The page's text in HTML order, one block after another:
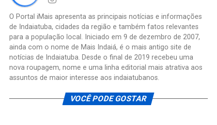
O Portal iMais apresenta as principais notícias e informações
de Indaiatuba, cidades da região e também fatos relevantes
para a população local. Iniciado em 9 de dezembro de 2007,
ainda com o nome de Mais Indaiá, é o mais antigo site de
notícias de Indaiatuba. Desde o final de 2019 recebeu uma
nova roupagem, nome e uma linha editorial mais atrativa aos
assuntos de maior interesse aos indaiatubanos.
VOCÊ PODE GOSTAR